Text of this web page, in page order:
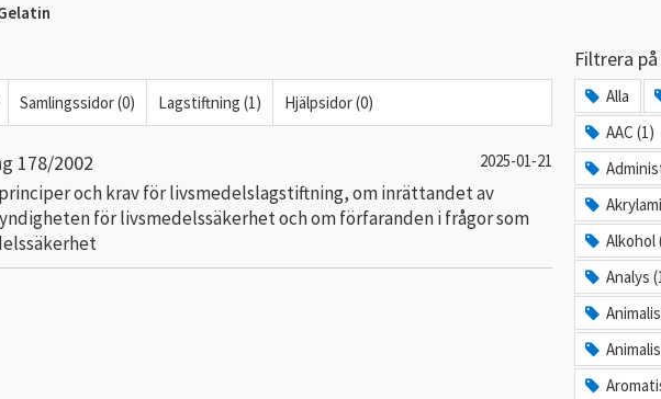
Kontrollwiki?
Samlingssidor (0) Lagstiftning (1) Hjälpsidor (0)
178/2002 2025-01-21
och krav för livsmedelslagstiftning, om inrättandet av
för livsmedelssäkerhet och om förfaranden i frågor som
Filtrera
Alla
AAC (1)
Alkohol
Analys